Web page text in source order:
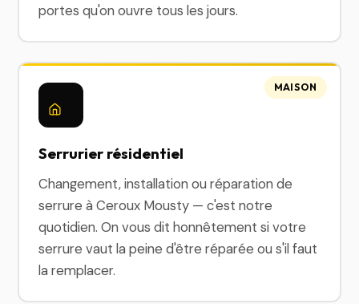
portes qu'on ouvre tous les jours.
Serrurier résidentiel
Changement, installation ou réparation de
serrure à Ceroux Mousty — c'est notre
quotidien. On vous dit honnêtement si votre
serrure vaut la peine d'être réparée ou s'il faut
la remplacer.
MAISON